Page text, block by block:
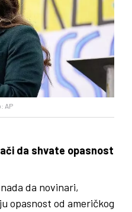
AP
da shvate opasnost
da novinari,
opasnost od američkog